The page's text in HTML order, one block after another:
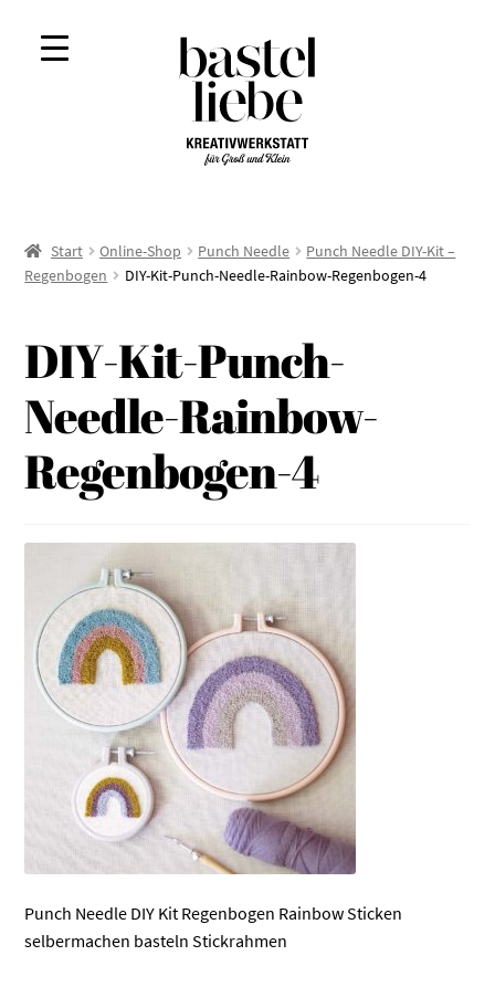
Zur
Navigation
springen
Zum
Inhalt
springen
Start Online-Shop Punch Needle
Punch Needle DIY-Kit –
Regenbogen
DIY-Kit-Punch-Needle-Rainbow-Regenbogen-4
DIY-Kit-Punch-
Needle-Rainbow-
Regenbogen-4
Punch Needle DIY Kit Regenbogen Rainbow Sticken
selbermachen basteln Stickrahmen